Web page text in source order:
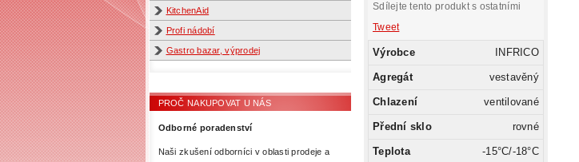
KitchenAid
Profi nádobí
Gastro bazar, výprodej
PROČ NAKUPOVAT U NÁS
Odborné poradenství
Naši zkušení odborníci v oblasti prodeje a
Sdílejte tento produkt s ostatními
Tweet
Výrobce INFRICO
Agregát vestavěný
Chlazení ventilované
Přední sklo rovné
Teplota -15°C/-18°C